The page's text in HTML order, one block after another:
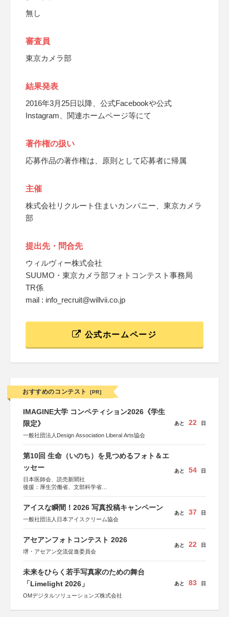
無し
審査員
東京カメラ部
結果発表
2016年3月25日以降、公式Facebookや公式
Instagram、関連ホームページ等にて
著作権の扱い
応募作品の著作権は、原則として応募者に帰属
主催
株式会社リクルート住まいカンパニー、東京カメラ
部
提出先・問合先
ウィルヴィー株式会社
SUUMO・東京カメラ部フォトコンテスト事務局
TR係
mail : info_recruit@willvii.co.jp
公式ホームページ
おすすめのコンテスト [PR]
IMAGINE大学 コンペティション2026《学生
限定》
一般社団法人Design Association Liberal Arts協会
あと 22 日
第10回 生命（いのち）を見つめるフォト＆エ
ッセー
日本医師会、読売新聞社
後援：厚生労働省、文部科学省
あと 54 日
アイスな瞬間！2026 写真投稿キャンペーン
一般社団法人日本アイスクリーム協会
あと 37 日
アセアンフォトコンテスト 2026
堺・アセアン交流促進委員会
あと 22 日
未来をひらく若手写真家のための舞台
「Limelight 2026」
OMデジタルソリューションズ株式会社
あと 83 日